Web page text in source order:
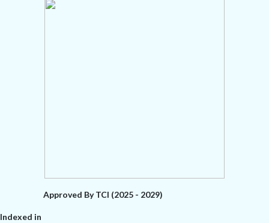
Approved By TCI (2025 - 2029)
Indexed in